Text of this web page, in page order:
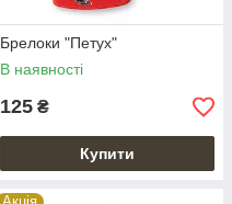
Брелоки "Петух"
В наявності
125 ₴
Купити